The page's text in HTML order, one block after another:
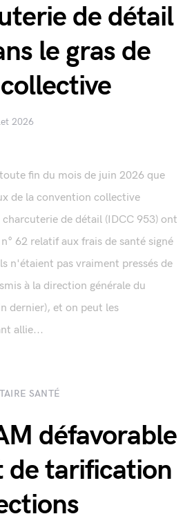
de détail
le gras de
2026
fin du mois de juin 2026 que
de la convention collective
charcuterie de détail (IDCC 953) ont
62 relatif aux frais de santé signé
n'étaient pas vraiment pressés de
à la direction générale du
dernier), et on peut les
allie...
SANTÉ
défavorable
de tarification